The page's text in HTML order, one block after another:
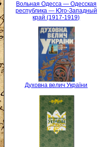
Вольная Одесса — Одесская
республика — Юго-Западный
край (1917-1919)
Духовна велич України